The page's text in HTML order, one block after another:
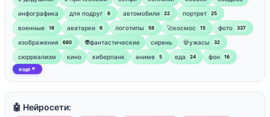
инфографика
для подруг 6 автомобили 22 портрет 25
военные 18 аватарки 6 логотипы 58 🚀космос 15 фото 337
изображения 680 👽фантастические сирень 💀ужасы 32
сюрреализм кино киберпанк аниме 5 еда 24 фон 16
еще ▼
🤖 Нейросети: